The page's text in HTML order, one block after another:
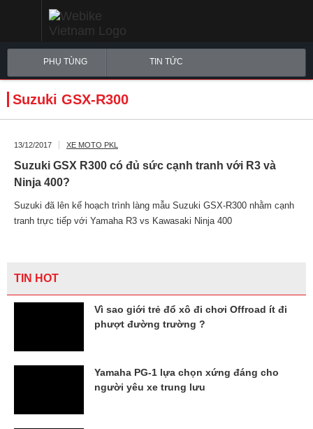
PHỤ TÙNG TIN TỨC
Suzuki GSX-R300
13/12/2017 XE MOTO PKL
Suzuki GSX R300 có đủ sức cạnh tranh với R3 và
Ninja 400?
Suzuki đã lên kế hoạch trình làng mẫu Suzuki GSX-R300 nhằm cạnh
tranh trực tiếp với Yamaha R3 vs Kawasaki Ninja 400
TIN HOT
Vì sao giới trẻ đổ xô đi chơi Offroad ít đi
phượt đường trường ?
Yamaha PG-1 lựa chọn xứng đáng cho
người yêu xe trung lưu